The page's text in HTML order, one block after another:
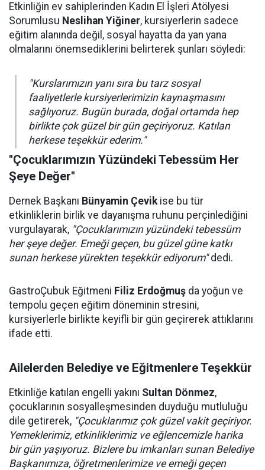
Etkinliğin ev sahiplerinden Kadın El İşleri Atölyesi
Sorumlusu Neslihan Yiğiner, kursiyerlerin sadece
eğitim alanında değil, sosyal hayatta da yan yana
olmalarını önemsediklerini belirterek şunları söyledi:
"Kurslarımızın yanı sıra bu tarz sosyal
faaliyetlerle kursiyerlerimizin kaynaşmasını
sağlıyoruz. Bugün burada, doğal ortamda hep
birlikte çok güzel bir gün geçiriyoruz. Katılan
herkese teşekkür ederim."
"Çocuklarımızın Yüzündeki Tebessüm Her
Şeye Değer"
Dernek Başkanı Bünyamin Çevikise bu tür
etkinliklerin birlik ve dayanışma ruhunu perçinlediğini
vurgulayarak, "Çocuklarımızın yüzündeki tebessüm
her şeye değer. Emeği geçen, bu güzel güne katkı
sunan herkese yürekten teşekkür ediyorum"dedi.
GastroÇubuk Eğitmeni Filiz Erdoğmuş da yoğun ve
tempolu geçen eğitim döneminin stresini,
kursiyerlerle birlikte keyifli bir gün geçirerek attıklarını
ifade etti.
Ailelerden Belediye ve Eğitmenlere Teşekkür
Etkinliğe katılan engelli yakını Sultan Dönmez,
çocuklarının sosyalleşmesinden duyduğu mutluluğu
dile getirerek, "Çocuklarımız çok güzel vakit geçiriyor.
Yemeklerimiz, etkinliklerimiz ve eğlencemizle harika
bir gün yaşıyoruz. Bizlere bu imkanları sunan Belediye
Başkanımıza, öğretmenlerimize ve emeği geçen